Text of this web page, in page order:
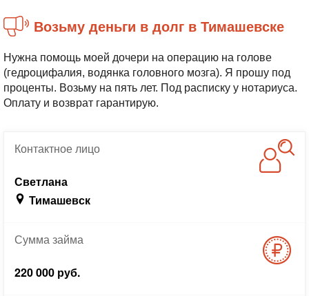
Возьму деньги в долг в Тимашевске
Нужна помощь моей дочери на операцию на голове
(гедроцифалия, водянка головного мозга). Я прошу под
проценты. Возьму на пять лет. Под расписку у нотариуса.
Оплату и возврат гарантирую.
Контактноелицо
Светлана
Тимашевск
Суммазайма
220 000 руб.